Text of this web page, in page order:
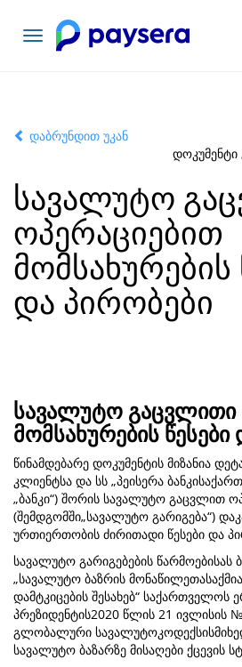
ნავიგაციის
გადართვა
დაბრუნდით უკან
დოკუმენტი
სავალუტო
ოპერაციებით
მომსახურების
და პირობები
სავალუტო გაცვლითი
მომსახურების
წინამდებარე დოკუმენტის მიზანია
კლიენტსა და სს „პეისერა
„ბანკი“) შორის სავალუტო გაცვლით
(შემდგომში„სავალუტო გარიგება“)
ურთიერთობის ძირითადი წესები და
სავალუტო გარიგებების წარმოებისას
„სავალუტო ბაზრის
დამტკიცების შესახებ“ საქართველოს
პრეზიდენტის2020 წლის 21 ივლისის
გლობალური
სავალუტო ბაზარზე მისაღები ქცევის